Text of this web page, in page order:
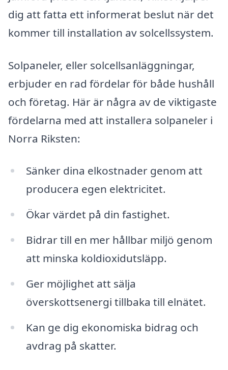
dig att fatta ett informerat beslut när det
kommer till installation av solcellssystem.
Solpaneler, eller solcellsanläggningar,
erbjuder en rad fördelar för både hushåll
och företag. Här är några av de viktigaste
fördelarna med att installera solpaneler i
Norra Riksten:
Sänker dina elkostnader genom att
producera egen elektricitet.
Ökar värdet på din fastighet.
Bidrar till en mer hållbar miljö genom
att minska koldioxidutsläpp.
Ger möjlighet att sälja
överskottsenergi tillbaka till elnätet.
Kan ge dig ekonomiska bidrag och
avdrag på skatter.